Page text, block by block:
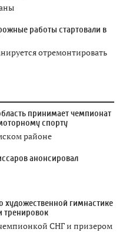
работы стартовали в
отремонтировать
принимает чемпионат
спорту
районе
анонсировал
художественной гимнастике
тренировок
СНГ и призером